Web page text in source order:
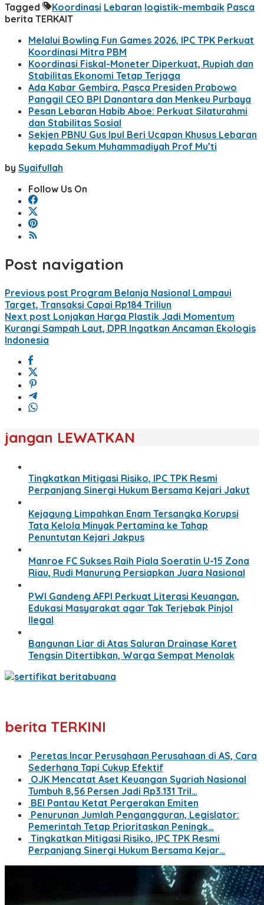
Tagged Koordinasi Lebaran logistik-membaik Pasca
berita TERKAIT
Melalui Bowling Fun Games 2026, IPC TPK Perkuat
Koordinasi Mitra PBM
Koordinasi Fiskal-Moneter Diperkuat, Rupiah dan
Stabilitas Ekonomi Tetap Terjaga
Ada Kabar Gembira, Pasca Presiden Prabowo
Panggil CEO BPI Danantara dan Menkeu Purbaya
Pesan Lebaran Habib Aboe: Perkuat Silaturahmi
dan Stabilitas Sosial
Sekjen PBNU Gus Ipul Beri Ucapan Khusus Lebaran
kepada Sekum Muhammadiyah Prof Mu’ti
by Syaifullah
Follow Us On
Post navigation
Previous post Program Belanja Nasional Lampaui
Target, Transaksi Capai Rp184 Triliun
Next post Lonjakan Harga Plastik Jadi Momentum
Kurangi Sampah Laut, DPR Ingatkan Ancaman Ekologis
Indonesia
jangan LEWATKAN
Tingkatkan Mitigasi Risiko, IPC TPK Resmi
Perpanjang Sinergi Hukum Bersama Kejari Jakut
Kejagung Limpahkan Enam Tersangka Korupsi
Tata Kelola Minyak Pertamina ke Tahap
Penuntutan Kejari Jakpus
Manroe FC Sukses Raih Piala Soeratin U-15 Zona
Riau, Rudi Manurung Persiapkan Juara Nasional
PWI Gandeng AFPI Perkuat Literasi Keuangan,
Edukasi Masyarakat agar Tak Terjebak Pinjol
Ilegal
Bangunan Liar di Atas Saluran Drainase Karet
Tengsin Ditertibkan, Warga Sempat Menolak
berita TERKINI
Peretas Incar Perusahaan Perusahaan di AS, Cara
Sederhana Tapi Cukup Efektif
OJK Mencatat Aset Keuangan Syariah Nasional
Tumbuh 8,56 Persen Jadi Rp3.131 Tril…
BEI Pantau Ketat Pergerakan Emiten
Penurunan Jumlah Pengangguran, Legislator:
Pemerintah Tetap Prioritaskan Peningk…
Tingkatkan Mitigasi Risiko, IPC TPK Resmi
Perpanjang Sinergi Hukum Bersama Kejar…